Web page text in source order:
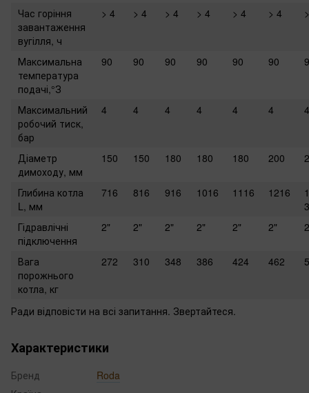
Час горіння
завантаження
вугілля, ч
> 4 > 4 > 4 > 4 > 4 > 4
Максимальна
температура
подачі,°З
90 90 90 90 90 90
Максимальний
робочий тиск,
бар
4 4 4 4 4 4 4
Діаметр
димоходу, мм
150 150 180 180 180 200
Глибина котла
L, мм
716 816 916 1016 1116 1216
1
Гідравлічні
підключення
2" 2" 2" 2" 2" 2"
Вага
порожнього
котла, кг
272 310 348 386 424 462
Ради відповісти на всі запитання. Звертайтеся.
Характеристики
Бренд
Roda